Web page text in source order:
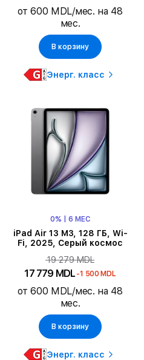
от 600 MDL/мес. на 48
мес.
В корзину
Энерг. класс
0% | 6 МЕС
iPad Air 13 M3, 128 ГБ, Wi-
Fi, 2025, Серый космос
19 279 MDL
17 779 MDL -1 500 MDL
от 600 MDL/мес. на 48
мес.
В корзину
Энерг. класс